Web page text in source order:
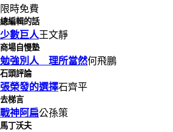
限時免費
總編輯的話
少數巨人王文靜
商場自慢塾
勉強別人 理所當然何飛鵬
石頭評論
張榮發的選擇石齊平
去梯言
戰神阿扁公孫策
馬丁沃夫